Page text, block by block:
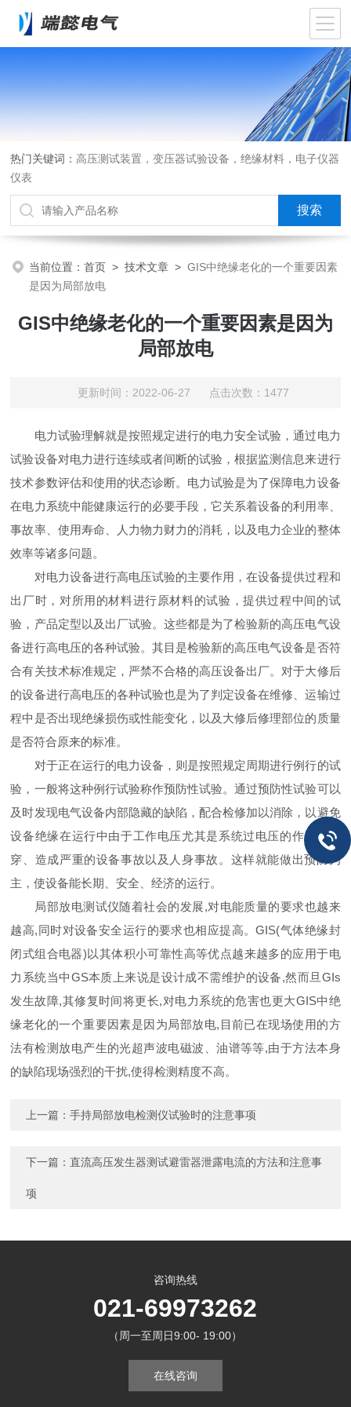
热门关键词： 高压测试装置，变压器试验设备，绝缘材料，电子仪器
仪表
当前位置：首页 >技术文章 >GIS中绝缘老化的一个重要因素
是因为局部放电
GIS中绝缘老化的一个重要因素是因为
局部放电
更新时间：2022-06-27 点击次数：1477
电力试验理解就是按照规定进行的电力安全试验，通过电力
试验设备对电力进行连续或者间断的试验，根据监测信息来进行
技术参数评估和使用的状态诊断。电力试验是为了保障电力设备
在电力系统中能健康运行的必要手段，它关系着设备的利用率、
事故率、使用寿命、人力物力财力的消耗，以及电力企业的整体
效率等诸多问题。
对电力设备进行高电压试验的主要作用，在设备提供过程和
出厂时，对所用的材料进行原材料的试验，提供过程中间的试
验，产品定型以及出厂试验。这些都是为了检验新的高压电气设
备进行高电压的各种试验。其目是检验新的高压电气设备是否符
合有关技术标准规定，严禁不合格的高压设备出厂。对于大修后
的设备进行高电压的各种试验也是为了判定设备在维修、运输过
程中是否出现绝缘损伤或性能变化，以及大修后修理部位的质量
是否符合原来的标准。
对于正在运行的电力设备，则是按照规定周期进行例行的试
验，一般将这种例行试验称作预防性试验。通过预防性试验可以
及时发现电气设备内部隐藏的缺陷，配合检修加以消除，以避免
设备绝缘在运行中由于工作电压尤其是系统过电压的作用被击
穿、造成严重的设备事故以及人身事故。这样就能做出预防为
主，使设备能长期、安全、经济的运行。
局部放电测试仪随着社会的发展,对电能质量的要求也越来
越高,同时对设备安全运行的要求也相应提高。GIS(气体绝缘封
闭式组合电器)以其体积小可靠性高等优点越来越多的应用于电
力系统当中GS本质上来说是设计成不需维护的设备,然而旦GIs
发生故障,其修复时间将更长,对电力系统的危害也更大GIS中绝
缘老化的一个重要因素是因为局部放电,目前已在现场使用的方
法有检测放电产生的光超声波电磁波、油谱等等,由于方法本身
的缺陷现场强烈的干扰,使得检测精度不高。
上一篇：手持局部放电检测仪试验时的注意事项
下一篇：直流高压发生器测试避雷器泄露电流的方法和注意事
项
咨询热线
021-69973262
（周一至周日9:00- 19:00）
在线咨询